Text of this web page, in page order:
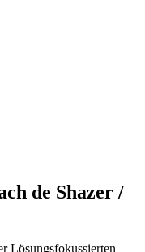
de Shazer /
Lösungsfokussierten